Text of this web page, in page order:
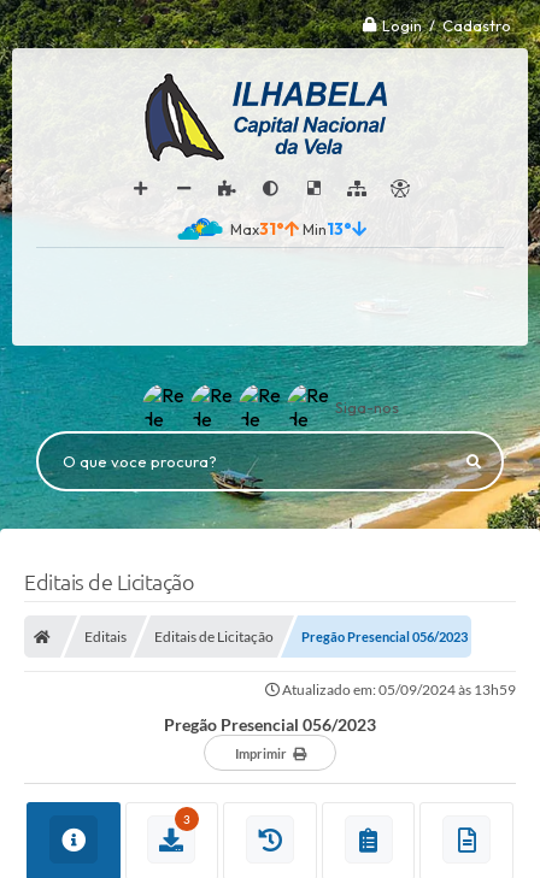
Login / Cadastro
31° 13°
Siga-nos
O que voce procura?
Editais de Licitação
Editais Editais de Licitação Pregão Presencial 056/2023
Atualizado em: 05/09/2024 às 13h59
Pregão Presencial 056/2023
Imprimir
3